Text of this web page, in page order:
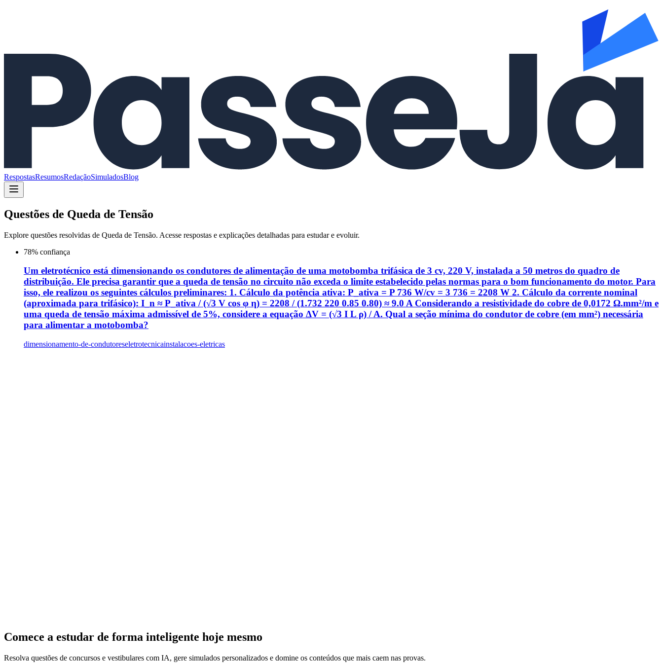
RespostasResumosRedaçãoSimuladosBlog
Questões de Queda de Tensão
Explore questões resolvidas de Queda de Tensão. Acesse respostas e explicações detalhadas para estudar e evoluir.
78% confiança
Um eletrotécnico está dimensionando os condutores de alimentação de uma motobomba trifásica de 3 cv, 220 V, instalada a 50 metros do quadro de
distribuição. Ele precisa garantir que a queda de tensão no circuito não exceda o limite estabelecido pelas normas para o bom funcionamento do motor. Para
isso, ele realizou os seguintes cálculos preliminares: 1. Cálculo da potência ativa: P_ativa = P 736 W/cv = 3 736 = 2208 W 2. Cálculo da corrente nominal
(aproximada para trifásico): I_n ≈ P_ativa / (√3 V cos φ η) = 2208 / (1.732 220 0.85 0.80) ≈ 9.0 A Considerando a resistividade do cobre de 0,0172 Ω.mm²/m e
uma queda de tensão máxima admissível de 5%, considere a equação ΔV = (√3 I L ρ) / A. Qual a seção mínima do condutor de cobre (em mm²) necessária
para alimentar a motobomba?
dimensionamento-de-condutoreseletrotecnicainstalacoes-eletricas
Comece a estudar de forma inteligente hoje mesmo
Resolva questões de concursos e vestibulares com IA, gere simulados personalizados e domine os conteúdos que mais caem nas provas.